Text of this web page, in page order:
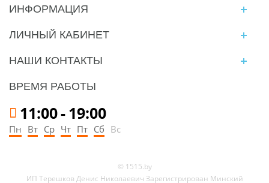
ИНФОРМАЦИЯ
ЛИЧНЫЙ КАБИНЕТ
НАШИ КОНТАКТЫ
ВРЕМЯ РАБОТЫ
11:00-19:00
Пн Вт Ср Чт Пт Сб Вс
© 1515.by
ИП Терешков Денис Николаевич Зарегистрирован Минский